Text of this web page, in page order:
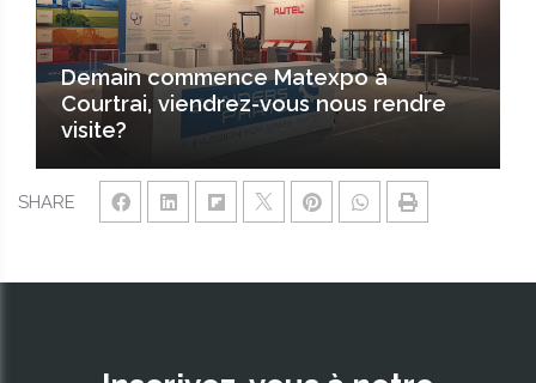
SHARE
Demain commence Matexpo à
Courtrai, viendrez-vous nous rendre
visite?